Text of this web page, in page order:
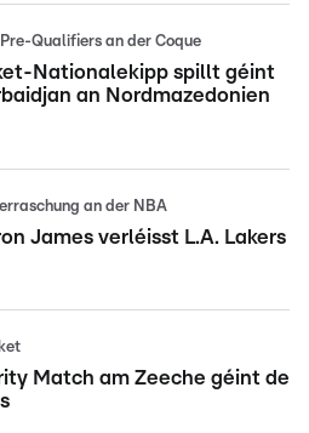
Qualifiers an der Coque
Nationalekipp spillt géint
an Nordmazedonien
an der NBA
James verléisst L.A. Lakers
Match am Zeeche géint de